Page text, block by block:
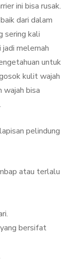
ini bisa rusak.
dari dalam
sering kali
melemah
untuk
kulit wajah
wajah bisa
pelindung
atau terlalu
bersifat